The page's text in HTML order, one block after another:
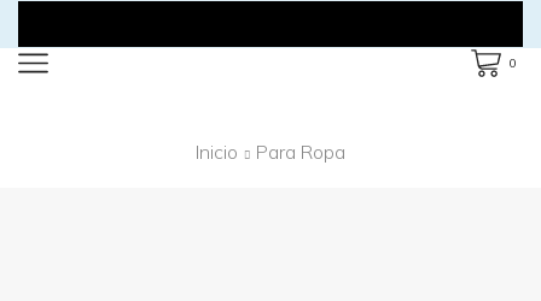
0
Inicio Para Ropa